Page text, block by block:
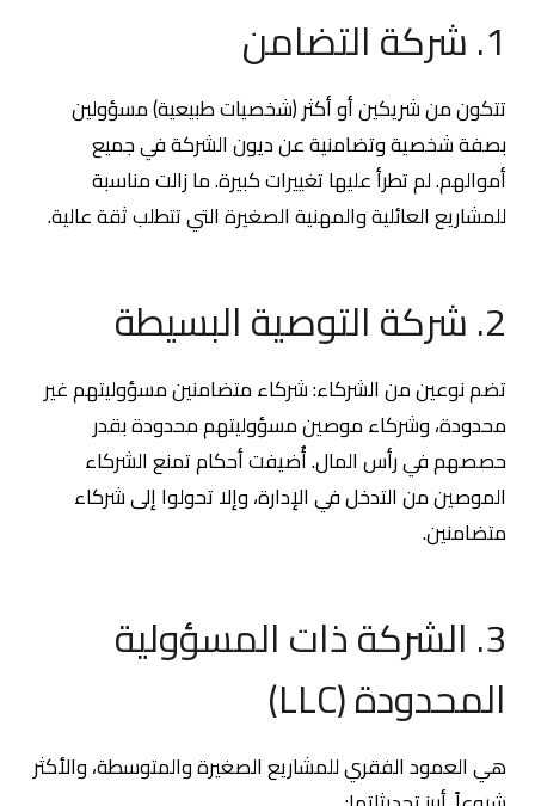
1. شركة التضامن
تتكون من شريكين أو أكثر (شخصيات طبيعية) مسؤولين
بصفة شخصية وتضامنية عن ديون الشركة في جميع
أموالهم. لم تطرأ عليها تغييرات كبيرة. ما زالت مناسبة
للمشاريع العائلية والمهنية الصغيرة التي تتطلب ثقة عالية.
2. شركة التوصية البسيطة
تضم نوعين من الشركاء: شركاء متضامنين مسؤوليتهم غير
محدودة، وشركاء موصين مسؤوليتهم محدودة بقدر
حصصهم في رأس المال. أُضيفت أحكام تمنع الشركاء
الموصين من التدخل في الإدارة، وإلا تحولوا إلى شركاء
متضامنين.
3. الشركة ذات المسؤولية
المحدودة (LLC)
هي العمود الفقري للمشاريع الصغيرة والمتوسطة، والأكثر